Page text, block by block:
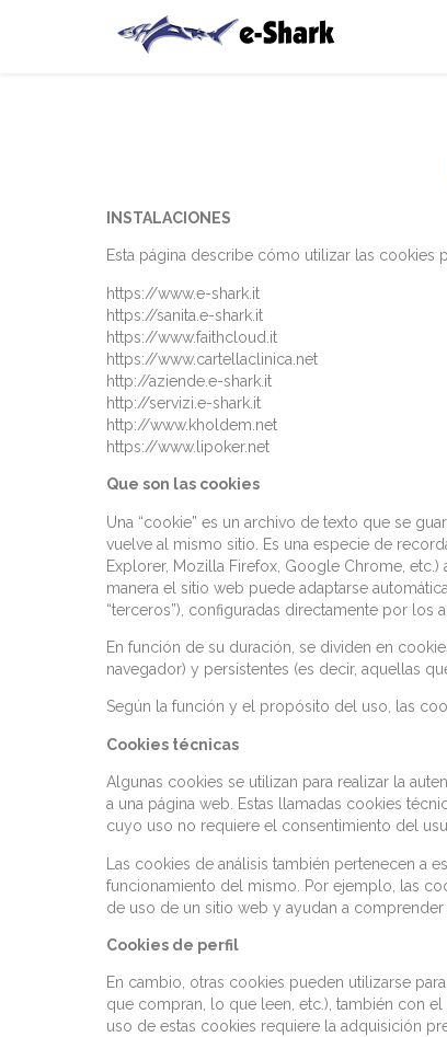
INSTALACIONES
Esta página describe cómo utilizar las cookies
https://www.e-shark.it
https://sanita.e-shark.it
https://www.faithcloud.it
https://www.cartellaclinica.net
http://aziende.e-shark.it
http://servizi.e-shark.it
http://www.kholdem.net
https://www.lipoker.net
Que son las cookies
Una “cookie” es un archivo de texto que se
vuelve al mismo sitio. Es una especie de
Explorer, Mozilla Firefox, Google Chrome,
manera el sitio web puede adaptarse
“terceros”), configuradas directamente por
En función de su duración, se dividen en
navegador) y persistentes (es decir, aquellas
Según la función y el propósito del uso, las
Cookies técnicas
Algunas cookies se utilizan para realizar la
a una página web. Estas llamadas cookies
cuyo uso no requiere el consentimiento del
Las cookies de análisis también pertenecen a
funcionamiento del mismo. Por ejemplo, las
de uso de un sitio web y ayudan a
Cookies de perfil
En cambio, otras cookies pueden utilizarse
que compran, lo que leen, etc.), también con
uso de estas cookies requiere la adquisición